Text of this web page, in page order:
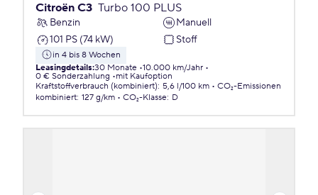
Citroën C3 Turbo 100 PLUS
Benzin
Manuell
101 PS (74 kW)
Stoff
in 4 bis 8 Wochen
Leasingdetails:30 Monate 10.000 km/Jahr
0 € Sonderzahlung
mit Kaufoption
Kraftstoffverbrauch (kombiniert): 5,6 l/100 km
CO₂-Emissionen
kombiniert: 127 g/km CO₂-Klasse: D